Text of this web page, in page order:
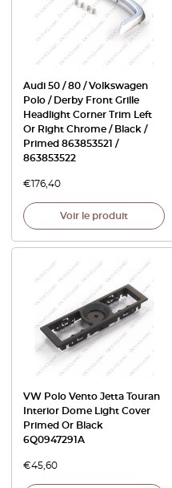
Audi 50 / 80 / Volkswagen
Polo / Derby Front Grille
Headlight Corner Trim Left
Or Right Chrome / Black /
Primed 863853521 /
863853522
€176,40
Voir le produit
VW Polo Vento Jetta Touran
Interior Dome Light Cover
Primed Or Black
6Q0947291A
€45,60